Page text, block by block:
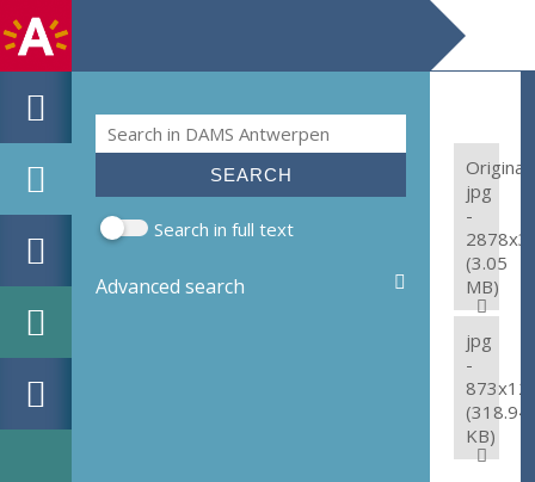
Search form
Search
Search in full text
Advanced search
Original:
jpg
-
(3.05
MB)
jpg
-
(318.94
KB)